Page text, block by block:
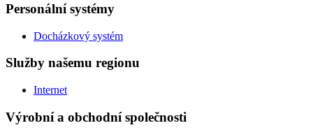
Personální systémy
Docházkový systém
Služby našemu regionu
Internet
Výrobní a obchodní společnosti